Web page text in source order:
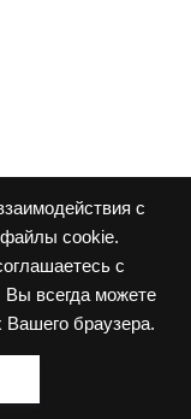
с
cookie.
с
Вы всегда можете
браузера.